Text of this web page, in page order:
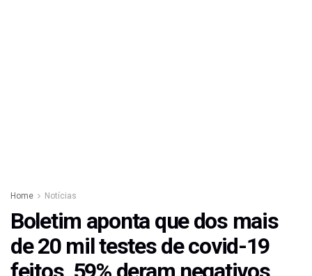
Home Notícias
Boletim aponta que dos mais
de 20 mil testes de covid-19